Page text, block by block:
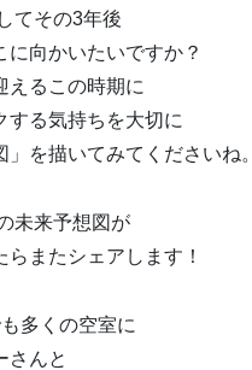
てその3年後
に向かいたいですか？
えるこの時期に
する気持ちを大切に
」を描いてみてくださいね。
未来予想図が
らまたシェアします！
多くの空室に
さんと